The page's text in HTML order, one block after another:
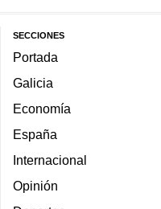
SECCIONES
Portada
Galicia
Economía
España
Internacional
Opinión